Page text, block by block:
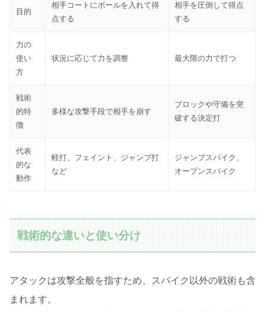
目的
相手コートにボールを入れて得
点する
相手を圧倒して得点
する
力の
使い
方
状況に応じて力を調整 最大限の力で打つ
戦術
的特
徴
多様な攻撃手段で相手を崩す
ブロックや守備を突
破する決定打
代表
的な
動作
軽打、フェイント、ジャンプ打
など
ジャンプスパイク、
オープンスパイク
戦術的な違いと使い分け
アタックは攻撃全般を指すため、スパイク以外の戦術も含
まれます。